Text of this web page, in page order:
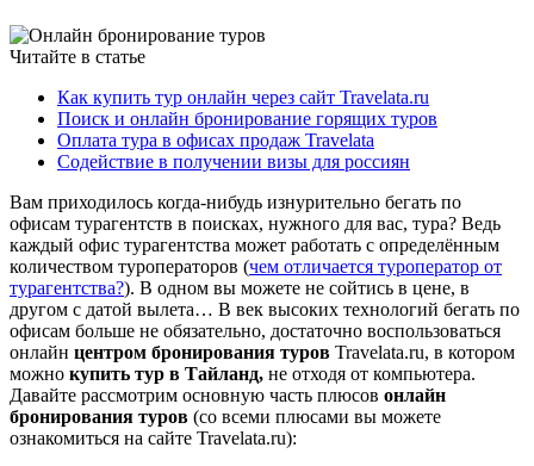
Читайте в статье
Как купить тур онлайн через сайт Travelata.ru
Поиск и онлайн бронирование горящих туров
Оплата тура в офисах продаж Travelata
Содействие в получении визы для россиян
Вам приходилось когда-нибудь изнурительно бегать по
офисам турагентств в поисках, нужного для вас, тура? Ведь
каждый офис турагентства может работать с определённым
количеством туроператоров (чем отличается туроператор от
турагентства?). В одном вы можете не сойтись в цене, в
другом с датой вылета… В век высоких технологий бегать по
офисам больше не обязательно, достаточно воспользоваться
онлайн центром бронирования туров Travelata.ru, в котором
можно купить тур в Тайланд, не отходя от компьютера.
Давайте рассмотрим основную часть плюсов онлайн
бронирования туров (со всеми плюсами вы можете
ознакомиться на сайте Travelata.ru):